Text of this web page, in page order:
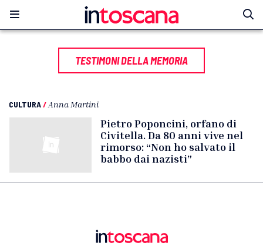
TESTIMONI DELLA MEMORIA
CULTURA/ Anna Martini
Pietro Poponcini, orfano di
Civitella. Da 80 anni vive nel
rimorso: “Non ho salvato il
babbo dai nazisti”